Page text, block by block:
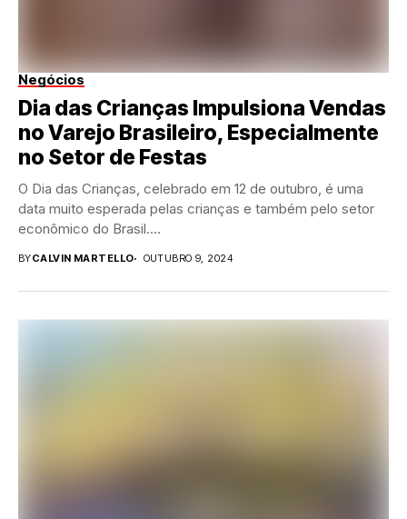
Negócios
Dia das Crianças Impulsiona Vendas
no Varejo Brasileiro, Especialmente
no Setor de Festas
O Dia das Crianças, celebrado em 12 de outubro, é uma
data muito esperada pelas crianças e também pelo setor
econômico do Brasil....
BYCALVIN MARTELLO OUTUBRO 9, 2024